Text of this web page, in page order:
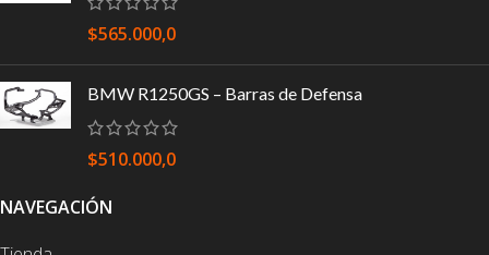
$565.000,0
BMW R1250GS – Barras de Defensa
$510.000,0
NAVEGACIÓN